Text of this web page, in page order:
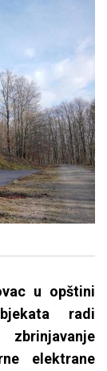
u opštini
radi
elektrane